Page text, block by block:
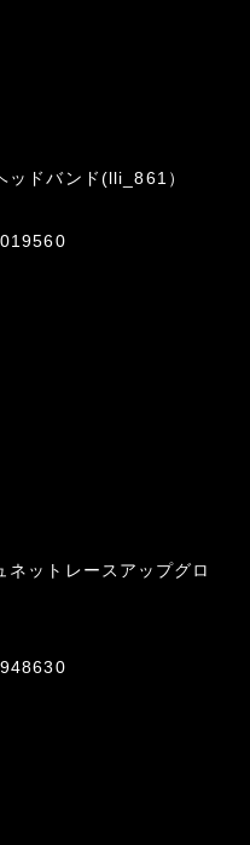
ッドバンド(lli_861）
ットレースアップグロ